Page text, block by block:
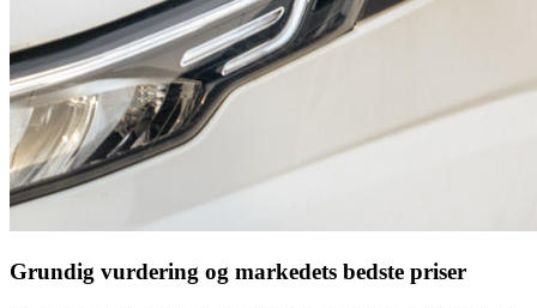
Grundig vurdering og markedets bedste priser